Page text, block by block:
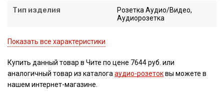
Тип изделия
Розетка Аудио/Видео,
Аудиорозетка
Показать все характеристики
Купить данный товар в Чите по цене 7644 руб. или
аналогичный товар из каталогааудио-розетоквы можете в
нашем интернет-магазине.